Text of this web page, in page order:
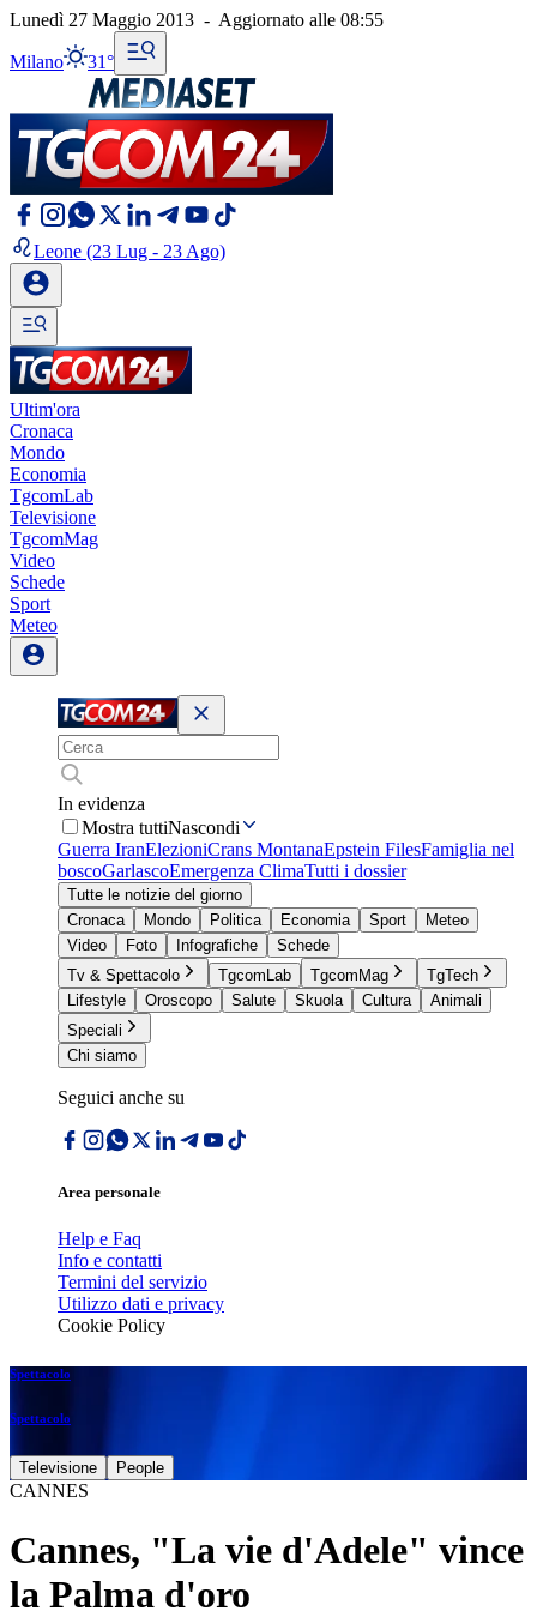
Lunedì 27 Maggio 2013 - Aggiornato alle 08:55
Milano 31°
Leone (23 Lug - 23 Ago)
Ultim'ora
Cronaca
Mondo
Economia
TgcomLab
Televisione
TgcomMag
Video
Schede
Sport
Meteo
In evidenza
Mostra tuttiNascondi
Guerra IranElezioniCrans MontanaEpstein FilesFamiglia nel
boscoGarlascoEmergenza ClimaTutti i dossier
Tutte le notizie del giorno
Cronaca
Mondo Politica Economia Sport
Meteo
Video
Foto Infografiche
Schede
Tv & Spettacolo
TgcomLab TgcomMag
TgTech
Lifestyle
Oroscopo Salute Skuola Cultura
Animali
Speciali
Chi siamo
Seguici anche su
Area personale
Help e Faq
Info e contatti
Termini del servizio
Utilizzo dati e privacy
Cookie Policy
Spettacolo
Spettacolo
Televisione People
CANNES
Cannes, "La vie d'Adele" vince
la Palma d'oro